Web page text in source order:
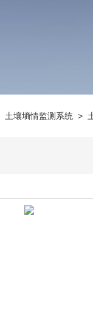
土壤墒情监测系统>